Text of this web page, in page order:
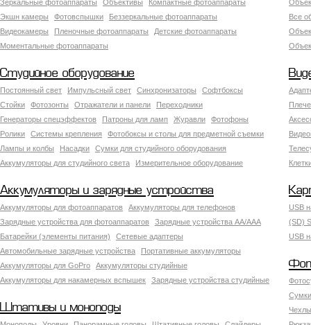
Зеркальные фотоаппараты Объективы
Компактные фотоаппараты
Экшн камеры
Фотовспышки
Беззеркальные фотоаппараты
Видеокамеры
Пленочные фотоаппараты
Детские фотоаппараты
Моментальные фотоаппараты
Все
Студийное оборудование
Постоянный свет Импульсный свет Синхронизаторы
Софтбоксы
Стойки
Фотозонты Отражатели и панели
Переходники
Генераторы спецэффектов
Патроны для ламп Журавли
Фотофоны
Ролики
Системы крепления
Фотобоксы и столы для предметной съемки
Лампы и колбы
Насадки
Сумки для студийного оборудования
Аккумуляторы для студийного света
Измерительное оборудование
Аккумуляторы и зарядные устройства
Аккумуляторы для фотоаппаратов
Аккумуляторы для телефонов
Зарядные устройства для фотоаппаратов
Зарядные устройства AA/AAA
Батарейки (элементы питания)
Сетевые адаптеры
Автомобильные зарядные устройства
Портативные аккумуляторы
Аккумуляторы для GoPro
Аккумуляторы студийные
Аккумуляторы для накамерных вспышек
Зарядные устройства студийные
USB
(SD)
USB
Штативы и моноподы